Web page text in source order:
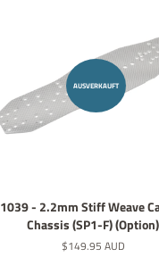
AUSVERKAUFT
1039 - 2.2mm Stiff Weave
Chassis (SP1-F) (Option)
Normaler
$149.95 AUD